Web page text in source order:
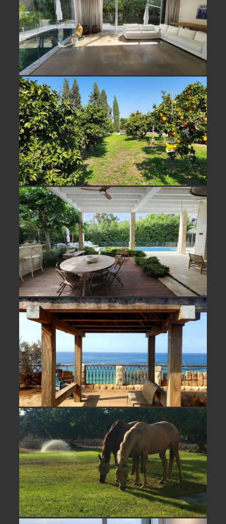
למכירה משק עזר מול נוף פתוח בבני
ציון
למכירה בית מהמם בסביבת חוף בית
ינאי
למכירה קו ראשון לים בבית ינאי- לא
אקטואלי
נחלה מדהימה למכירה/ השכרה במושב
פסטורלי בשרון